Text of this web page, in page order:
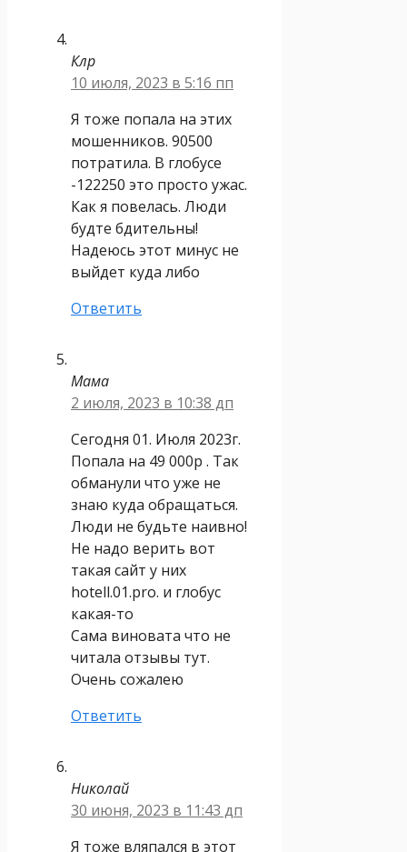
Клр
10 июля, 2023 в 5:16 пп
Я тоже попала на этих
мошенников. 90500
потратила. В глобусе
-122250 это просто ужас.
Как я повелась. Люди
будте бдительны!
Надеюсь этот минус не
выйдет куда либо
Ответить
Мама
2 июля, 2023 в 10:38 дп
Сегодня 01. Июля 2023г.
Попала на 49 000р . Так
обманули что уже не
знаю куда обращаться.
Люди не будьте наивно!
Не надо верить вот
такая сайт у них
hotell.01.pro. и глобус
какая-то
Сама виновата что не
читала отзывы тут.
Очень сожалею
Ответить
Николай
30 июня, 2023 в 11:43 дп
Я тоже вляпался в этот